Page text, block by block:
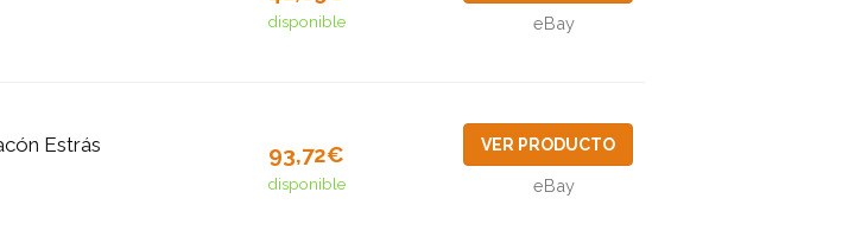
disponible eBay
Estrás
93,72€
disponible
VER PRODUCTO
eBay